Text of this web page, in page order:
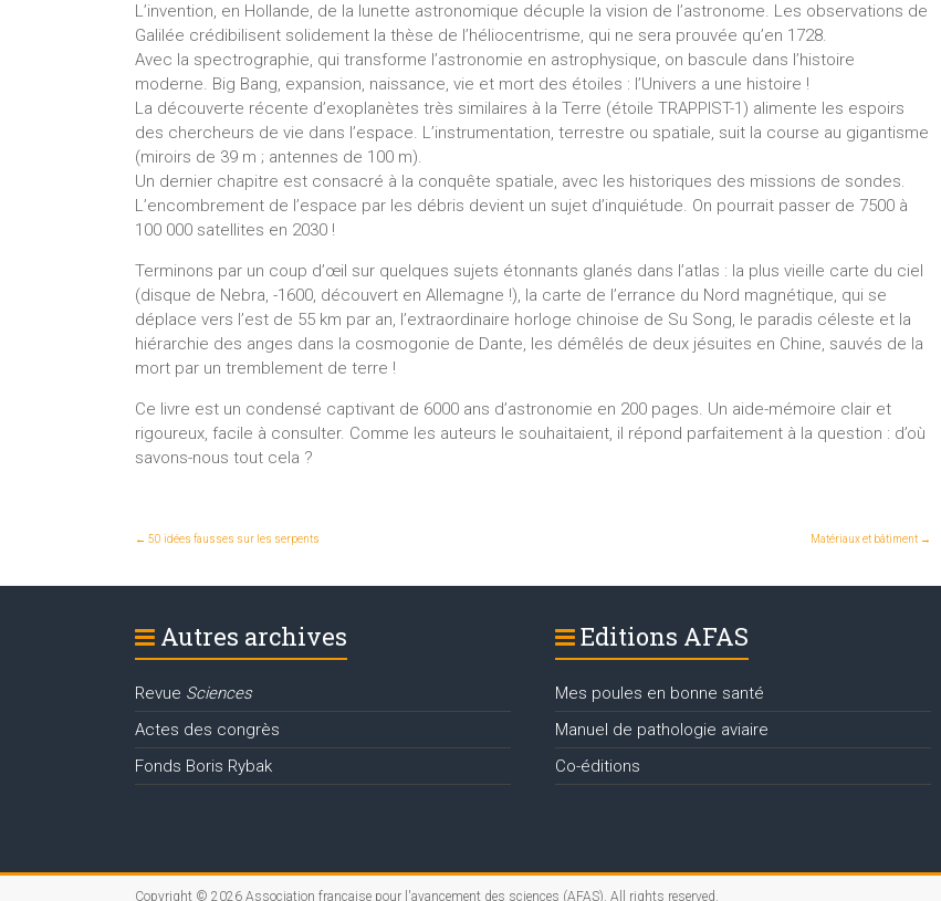
L’invention, en Hollande, de la lunette astronomique décuple la vision de l’astronome. Les observations de
Galilée crédibilisent solidement la thèse de l’héliocentrisme, qui ne sera prouvée qu’en 1728.
Avec la spectrographie, qui transforme l’astronomie en astrophysique, on bascule dans l’histoire
moderne. Big Bang, expansion, naissance, vie et mort des étoiles : l’Univers a une histoire !
La découverte récente d’exoplanètes très similaires à la Terre (étoile TRAPPIST-1) alimente les espoirs
des chercheurs de vie dans l’espace. L’instrumentation, terrestre ou spatiale, suit la course au gigantisme
(miroirs de 39 m ; antennes de 100 m).
Un dernier chapitre est consacré à la conquête spatiale, avec les historiques des missions de sondes.
L’encombrement de l’espace par les débris devient un sujet d’inquiétude. On pourrait passer de 7500 à
100 000 satellites en 2030 !
Terminons par un coup d’œil sur quelques sujets étonnants glanés dans l’atlas : la plus vieille carte du ciel
(disque de Nebra, -1600, découvert en Allemagne !), la carte de l’errance du Nord magnétique, qui se
déplace vers l’est de 55 km par an, l’extraordinaire horloge chinoise de Su Song, le paradis céleste et la
hiérarchie des anges dans la cosmogonie de Dante, les démêlés de deux jésuites en Chine, sauvés de la
mort par un tremblement de terre !
Ce livre est un condensé captivant de 6000 ans d’astronomie en 200 pages. Un aide-mémoire clair et
rigoureux, facile à consulter. Comme les auteurs le souhaitaient, il répond parfaitement à la question : d’où
savons-nous tout cela ?
← 50 idées fausses sur les serpents Matériaux et bâtiment →
Autres archives
Revue Sciences
Actes des congrès
Fonds Boris Rybak
Editions AFAS
Mes poules en bonne santé
Manuel de pathologie aviaire
Co-éditions
Copyright © 2026 Association française pour l'avancement des sciences (AFAS). All rights reserved.